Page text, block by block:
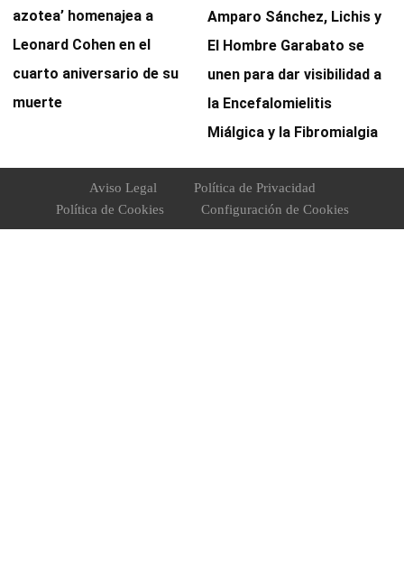
azotea’ homenajea a
Leonard Cohen en el
cuarto aniversario de su
muerte
Amparo Sánchez, Lichis y
El Hombre Garabato se
unen para dar visibilidad a
la Encefalomielitis
Miálgica y la Fibromialgia
Aviso Legal
Política de Privacidad
Política de Cookies
Configuración de Cookies